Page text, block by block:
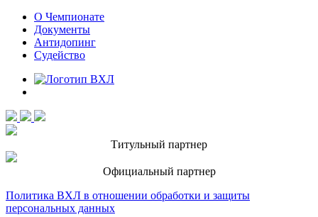
О Чемпионате
Документы
Антидопинг
Судейство
Титульный партнер
Официальный партнер
Политика ВХЛ в отношении обработки и защиты
персональных данных